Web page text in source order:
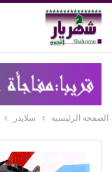
الصفحة الرئيسية سلايدر